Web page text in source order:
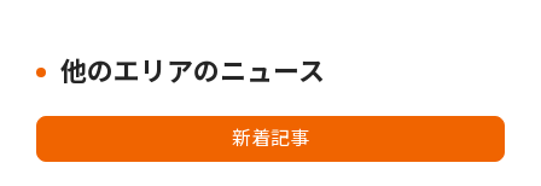
他のエリアのニュース
新着記事